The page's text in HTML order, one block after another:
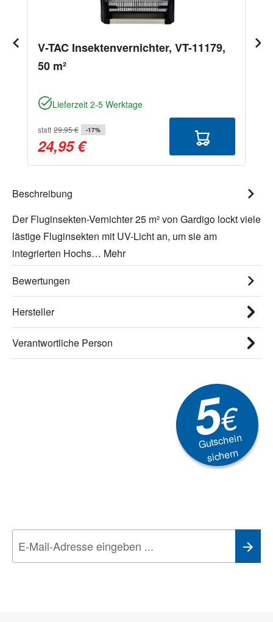
V-TAC Insektenvernichter, VT-11179,
50 m²
Lieferzeit 2-5 Werktage
statt 29,95 € -17%
24,95 €
Beschreibung
Der Fluginsekten-Vernichter 25 m² von Gardigo lockt viele
lästige Fluginsekten mit UV-Licht an, um sie am
integrierten Hochs… Mehr
Bewertungen
Hersteller
Verantwortliche Person
5€
Gutschein
sichern